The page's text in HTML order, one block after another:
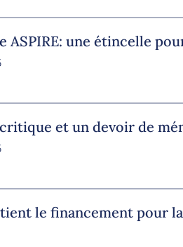
ASPIRE: une étincelle
et un devoir de
le financement pour